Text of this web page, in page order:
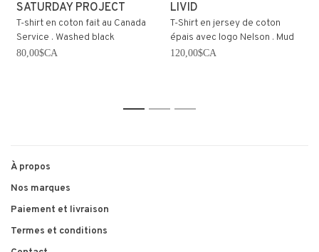
SATURDAY PROJECT
T-shirt en coton fait au Canada
Service . Washed black
80,00$CA
LIVID
T-Shirt en jersey de coton
épais avec logo Nelson . Mud
120,00$CA
1 2 3
À propos
Nos marques
Paiement et livraison
Termes et conditions